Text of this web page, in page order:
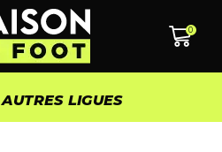
0
AUTRES LIGUES